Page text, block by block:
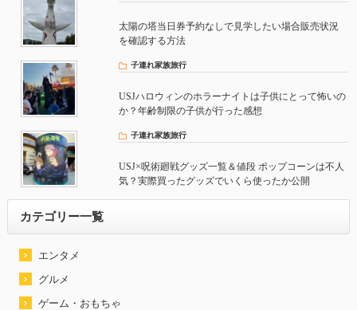
太陽の塔当日券予約なしで見学したい場合販売状況
を確認する方法
子連れ家族旅行
USJハロウィンのホラーナイトは子供にとって怖いの
か？年齢制限の子供が行った感想
子連れ家族旅行
USJ×呪術廻戦グッズ一覧＆値段 ポップコーンは不人
気？実際買ったグッズでいくら使ったか公開
カテゴリー一覧
エンタメ
グルメ
ゲーム・おもちゃ